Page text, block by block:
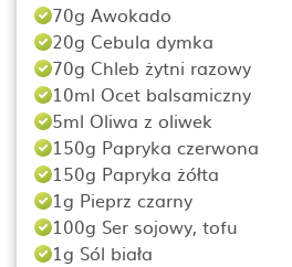
70g Awokado
20g Cebula dymka
70g Chleb żytni razowy
10ml Ocet balsamiczny
5ml Oliwa z oliwek
150g Papryka czerwona
150g Papryka żółta
1g Pieprz czarny
100g Ser sojowy, tofu
1g Sól biała